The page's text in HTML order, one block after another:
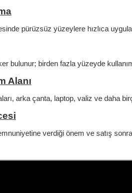
pürüzsüz yüzeylere hızlıca
bulunur; birden fazla yüzeyde
Alanı
arka çanta, laptop, valiz ve daha
verdiği önem ve satış